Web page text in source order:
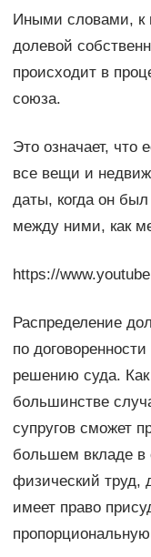
Иными словами, к
долевой
происходит в
союза.
Это означает, что
все вещи и
даты, когда он
между ними, как
https://
Распределение
по
решению суда. Как
большинстве
супругов сможет
большем вкладе в
физический труд,
имеет право
пропорциональную